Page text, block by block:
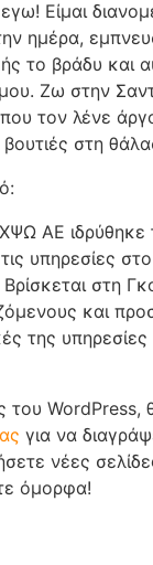
εγω! Είμαι
ημέρα,
το βράδυ και
Ζω στην
τον λένε
στη
ΑΕ ιδρύθηκε
υπηρεσίες
Βρίσκεται στη
και
της
του WordPress,
για να
νέες
όμορφα!